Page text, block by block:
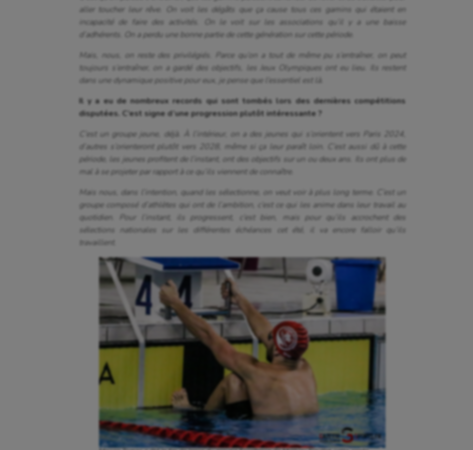
aller toucher leur rêve. On voit les dégâts que ça cause tous ces gamins qui étaient en
incapacité de faire des activités. On le voit sur les associations qu’il y a une baisse
d’adhérents. On a perdu une bonne partie de cette génération sur cette période.
Mais, nous, on reste des privilégiés. Parce qu’on a tout de même pu s’entraîner, on peut
toujours s’entraîner, on a gardé des objectifs, les Jeux Olympiques ont eu lieu. Ils restent
dans une dynamique positive pour eux, je pense que l’essentiel est là.
Il y a eu de nombreux records qui sont tombés lors des dernières compétitions
disputées. C’est signe d’une progression plutôt intéressante ?
C’est un groupe jeune, déjà. À l’intérieur, on a des jeunes qui s’orientent vers Paris 2024,
d’autres s’orienteront plutôt vers 2028, même si ça leur paraît loin. C’est aussi dû à cette
période, les jeunes profitent de l’instant, ont des objectifs sur un ou deux ans. Ils ont plus de
mal à se projeter par rapport à ce qu’ils viennent de connaître.
Mais nous, dans l’intention, quand les sélectionne, on veut voir à plus long terme. C’est un
groupe composé d’athlètes qui ont de l’ambition, c’est ce qui les anime dans leur travail au
quotidien. Pour l’instant, ils progressent, c’est bien, mais pour qu’ils accrochent des
sélections nationales sur les différentes échéances cet été, il va encore falloir qu’ils
travaillent.